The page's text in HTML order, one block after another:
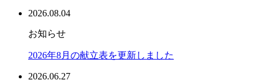
2026.08.04
お知らせ
2026年8月の献立表を更新しました
2026.06.27